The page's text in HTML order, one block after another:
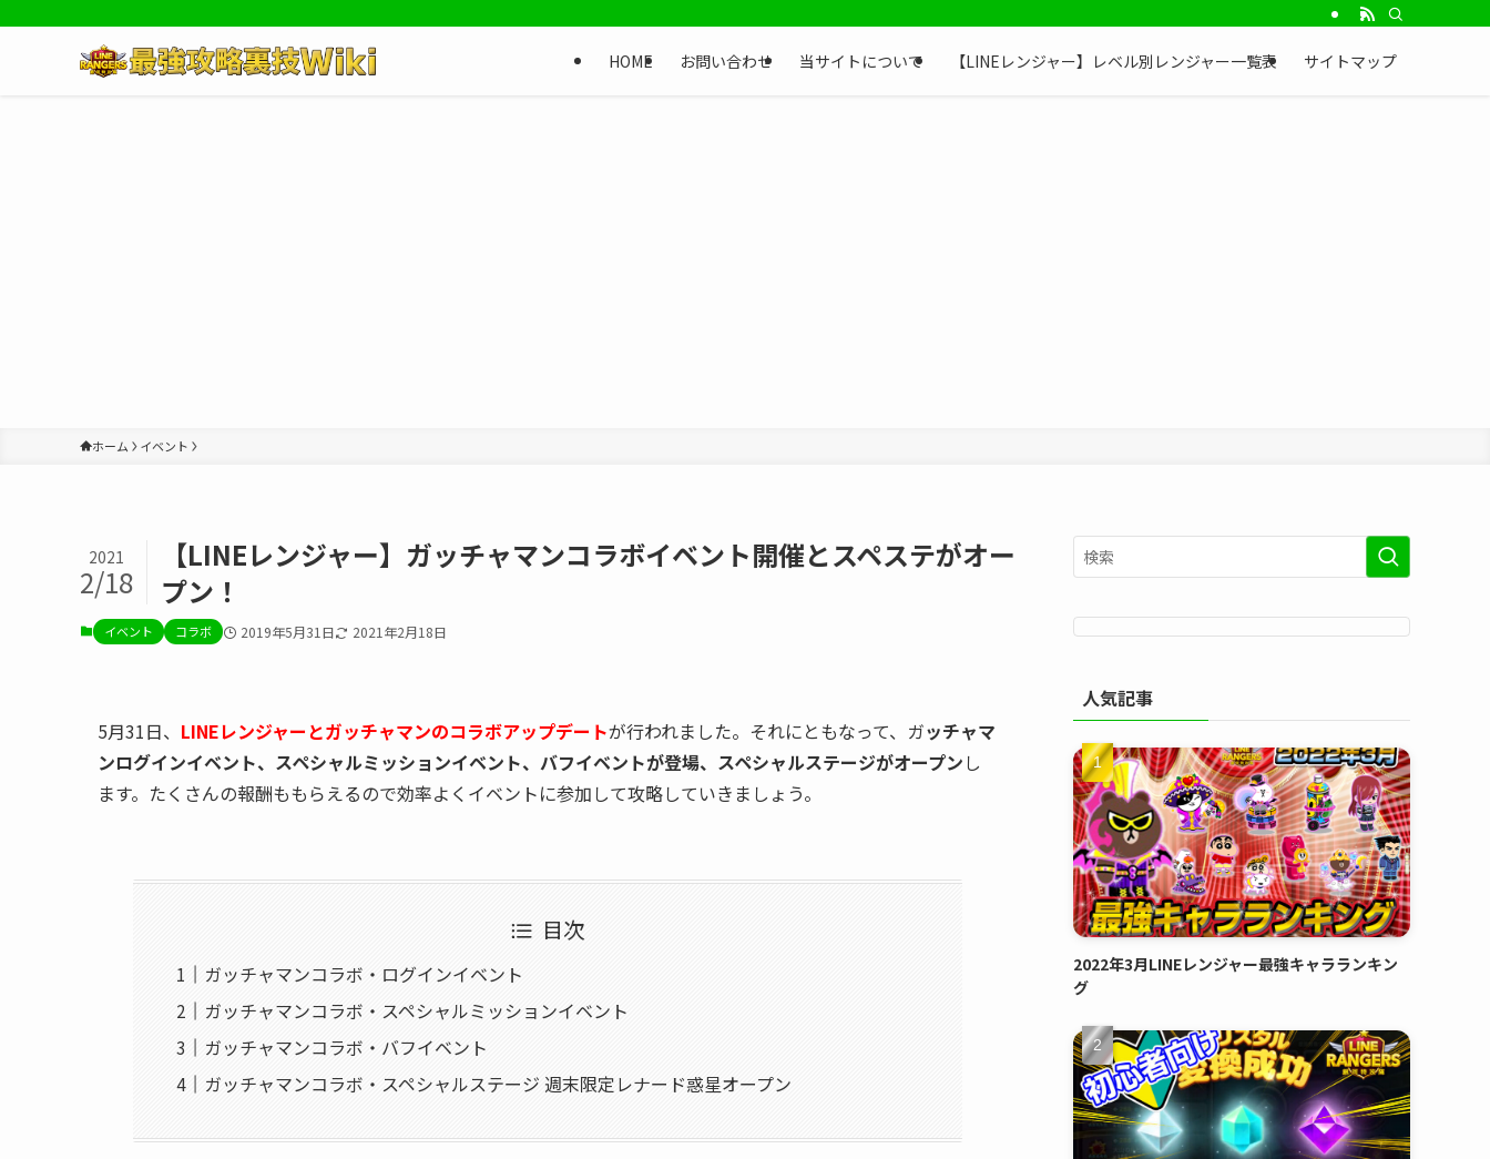
HOME お問い合わせ 当サイトについて 【LINEレンジャー】レベル別レンジャー一覧表 サイトマップ
ホーム イベント
【LINEレンジャー】ガッチャマンコラボイベント開催とスペステがオー
プン！
2021
2/18
イベント コラボ 2019年5月31日 2021年2月18日
5月31日、 LINEレンジャーとガッチャマンのコラボアップデートが行われました。それにともなって、ガッチャマ
ンログインイベント、スペシャルミッションイベント、バフイベントが登場、スペシャルステージがオープンし
ます。たくさんの報酬ももらえるので効率よくイベントに参加して攻略していきましょう。
目次
ガッチャマンコラボ・ログインイベント
ガッチャマンコラボ・スペシャルミッションイベント
ガッチャマンコラボ・バフイベント
ガッチャマンコラボ・スペシャルステージ 週末限定レナード惑星オープン
人気記事
2022年3月LINEレンジャー最強キャラランキン
グ